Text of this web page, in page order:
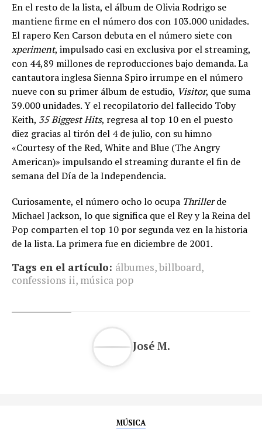
En el resto de la lista, el álbum de Olivia Rodrigo se
mantiene firme en el número dos con 103.000 unidades.
El rapero Ken Carson debuta en el número siete con
xperiment, impulsado casi en exclusiva por el streaming,
con 44,89 millones de reproducciones bajo demanda. La
cantautora inglesa Sienna Spiro irrumpe en el número
nueve con su primer álbum de estudio, Visitor, que suma
39.000 unidades. Y el recopilatorio del fallecido Toby
Keith, 35 Biggest Hits, regresa al top 10 en el puesto
diez gracias al tirón del 4 de julio, con su himno
«Courtesy of the Red, White and Blue (The Angry
American)» impulsando el streaming durante el fin de
semana del Día de la Independencia.
Curiosamente, el número ocho lo ocupa Thrillerde
Michael Jackson, lo que significa que el Rey y la Reina del
Pop comparten el top 10 por segunda vez en la historia
de la lista. La primera fue en diciembre de 2001.
Tags en el artículo: álbumes,billboard,
confessions ii, música pop
José M.
MÚSICA